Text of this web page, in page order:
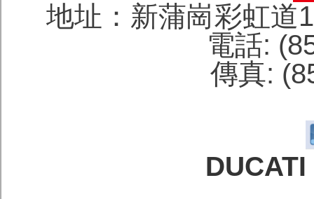
地址：新蒲崗彩虹道
電話:
傳真: